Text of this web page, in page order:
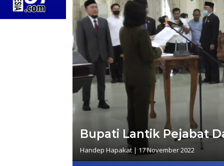
Bupati Lantik Pejabat
Handep Hapakat | 17 November 2022